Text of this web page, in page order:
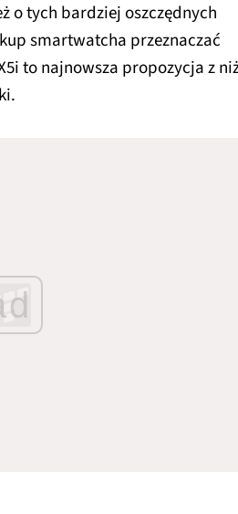
o tych bardziej oszczędnych
smartwatcha przeznaczać
to najnowsza propozycja z